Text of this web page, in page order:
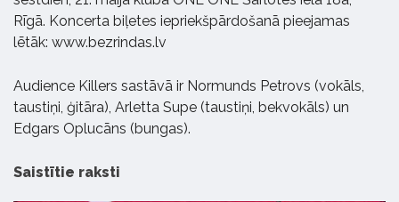
Rīgā. Koncerta biļetes iepriekšpārdošanā pieejamas
lētāk: www.bezrindas.lv
Audience Killers sastāvā ir Normunds Petrovs (vokāls,
taustiņi, ģitāra), Arletta Supe (taustiņi, bekvokāls) un
Edgars Oplucāns (bungas).
Saistītie raksti